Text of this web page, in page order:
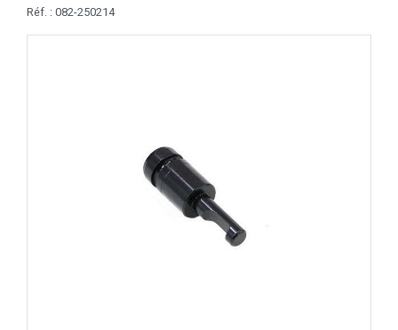
Réf. : 082-250214